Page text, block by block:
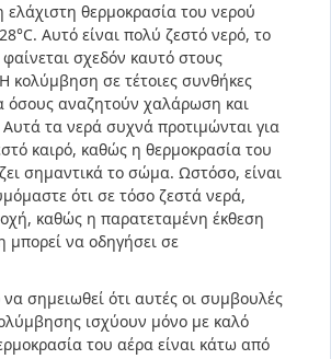
θερμοκρασία του νερού
Αυτό είναι πολύ ζεστό νερό, το
σχεδόν καυτό στους
κολύμβηση σε τέτοιες συνθήκες
όσους αναζητούν χαλάρωση και
τα νερά συχνά προτιμώνται για
καιρό, καθώς η θερμοκρασία του
σημαντικά το σώμα. Ωστόσο, είναι
ότι σε τόσο ζεστά νερά,
καθώς η παρατεταμένη έκθεση
μπορεί να οδηγήσει σε
να σημειωθεί ότι αυτές οι συμβουλές
ισχύουν μόνο με καλό
του αέρα είναι κάτω από